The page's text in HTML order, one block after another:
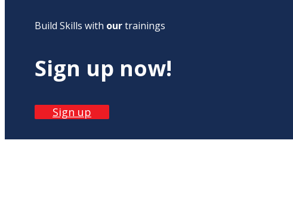
Build Skills with ourtrainings
Sign up now!
Sign up